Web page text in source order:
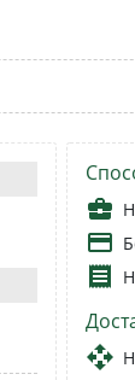
business_center
payment
receipt
open_with